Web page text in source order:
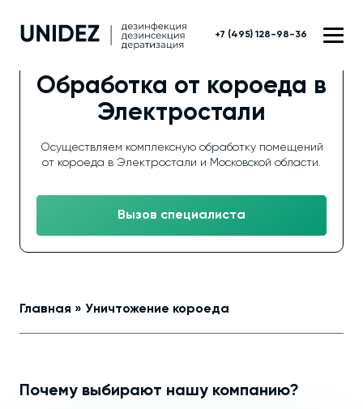
+7 (495) 128-98-36
Обработка от короеда в
Электростали
Осуществляем комплексную обработку помещений
от короеда в Электростали и Московской области.
Вызов специалиста
Главная » Уничтожение короеда
Почему выбирают нашу компанию?